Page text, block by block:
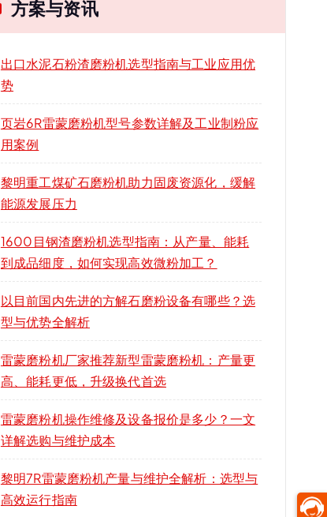
方案与资讯
出口水泥石粉渣磨粉机选型指南与工业应用优
势
页岩6R雷蒙磨粉机型号参数详解及工业制粉应
用案例
黎明重工煤矿石磨粉机助力固废资源化，缓解
能源发展压力
1600目钢渣磨粉机选型指南：从产量、能耗
到成品细度，如何实现高效微粉加工？
以目前国内先进的方解石磨粉设备有哪些？选
型与优势全解析
雷蒙磨粉机厂家推荐新型雷蒙磨粉机：产量更
高、能耗更低，升级换代首选
雷蒙磨粉机操作维修及设备报价是多少？一文
详解选购与维护成本
黎明7R雷蒙磨粉机产量与维护全解析：选型与
高效运行指南